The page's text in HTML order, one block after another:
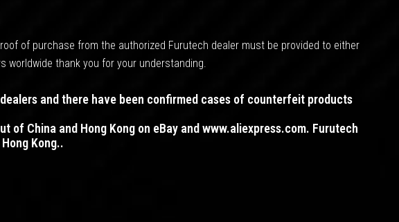
of purchase from the authorized Furutech dealer must be provided to either
thank you for your understanding.
and there have been confirmed cases of counterfeit products
China and Hong Kong on eBay and www.aliexpress.com. Furutech
Kong..